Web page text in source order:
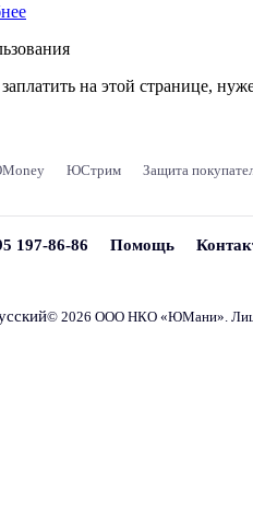
на этой странице,
ЮСтрим Защита
197-86-86 Помощь
© 2026 ООО НКО «ЮМани».